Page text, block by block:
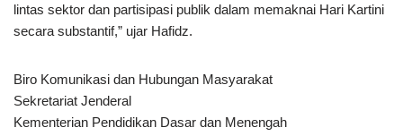
lintas sektor dan partisipasi publik dalam memaknai Hari Kartini
secara substantif,” ujar Hafidz.
Biro Komunikasi dan Hubungan Masyarakat
Sekretariat Jenderal
Kementerian Pendidikan Dasar dan Menengah